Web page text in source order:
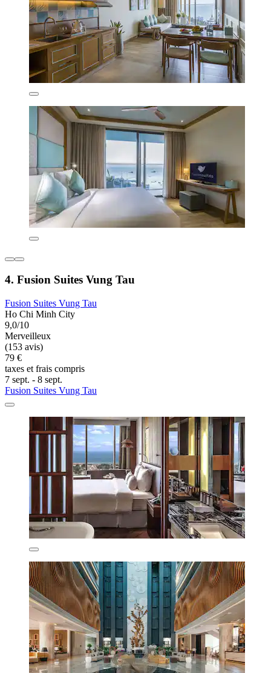
4. Fusion Suites Vung Tau
Fusion Suites Vung Tau
Ho Chi Minh City
9,0/10
Merveilleux
(153 avis)
79 €
taxes et frais compris
7 sept. - 8 sept.
Fusion Suites Vung Tau